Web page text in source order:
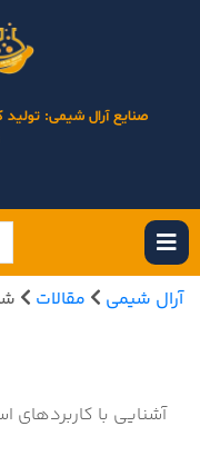
صنایع آرال شیمی:
آرال شیمی مقالات
آشنایی با